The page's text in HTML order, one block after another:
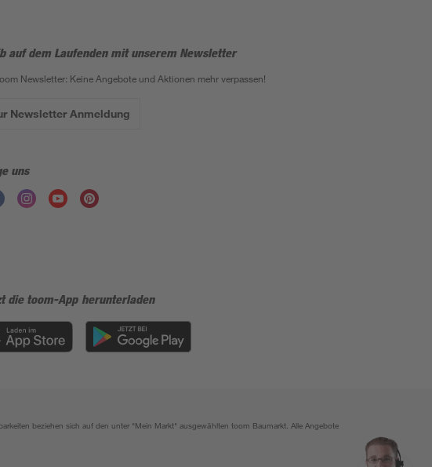
auf dem Laufenden mit unserem Newsletter
Newsletter: Keine Angebote und Aktionen mehr verpassen!
Newsletter Anmeldung
uns
die toom-App herunterladen
beziehen sich auf den unter "Mein Markt" ausgewählten toom Baumarkt. Alle Angebote